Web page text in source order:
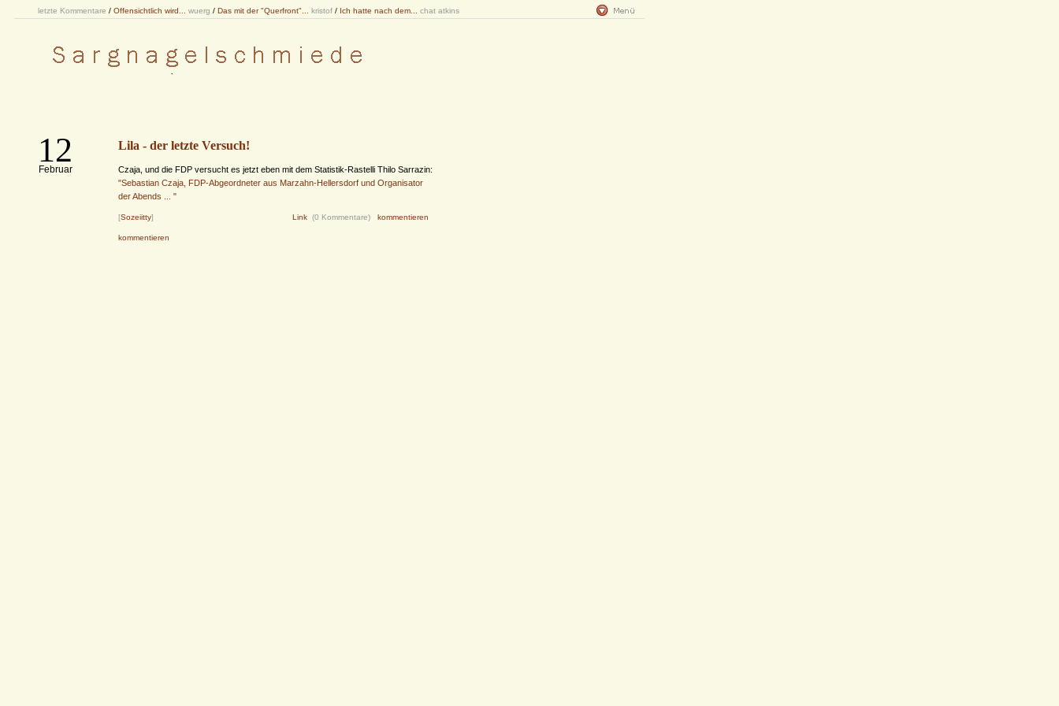
letzte Kommentare / Offensichtlich wird... wuerg / Das mit der "Querfront"... kristof / Ich hatte nach dem... chat atkins
12
Februar
Lila - der letzte Versuch!
Czaja, und die FDP versucht es jetzt eben mit dem Statistik-Rastelli Thilo Sarrazin:
"Sebastian Czaja, FDP-Abgeordneter aus Marzahn-Hellersdorf und Organisator
der Abends ... "
[Sozeiitty] Link (0 Kommentare) kommentieren
kommentieren